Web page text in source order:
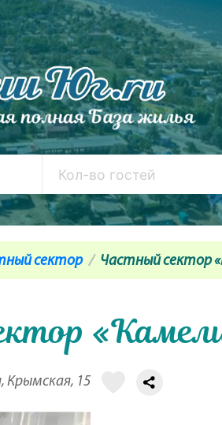
сектор Частный сектор
Крымская, 15